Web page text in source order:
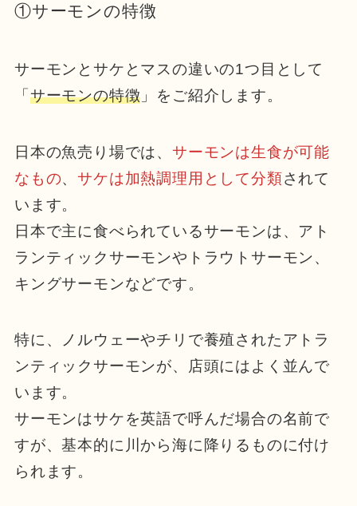
①サーモンの特徴
サーモンとサケとマスの違いの1つ目として
「 サーモンの特徴 」をご紹介します。
日本の魚売り場では、 サーモンは生食が可能
なもの、サケは加熱調理用として分類されて
います。
日本で主に食べられているサーモンは、アト
ランティックサーモンやトラウトサーモン、
キングサーモンなどです。
特に、ノルウェーやチリで養殖されたアトラ
ンティックサーモンが、店頭にはよく並んで
います。
サーモンはサケを英語で呼んだ場合の名前で
すが、基本的に川から海に降りるものに付け
られます。